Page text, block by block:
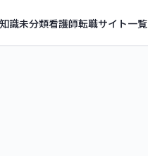
識未分類看護師転職サイト一覧